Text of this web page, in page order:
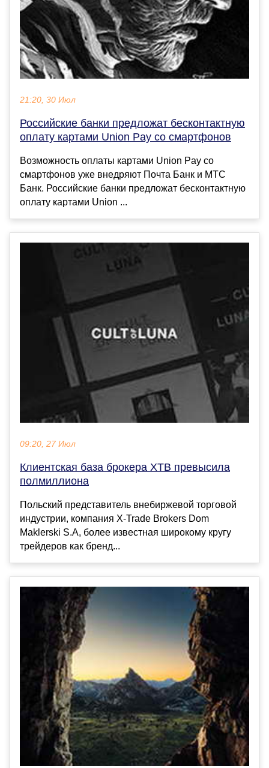
21:20, 30 Июл
Российские банки предложат бесконтактную
оплату картами Union Pay со смартфонов
Возможность оплаты картами Union Pay со
смартфонов уже внедряют Почта Банк и МТС
Банк. Российские банки предложат бесконтактную
оплату картами Union ...
09:20, 27 Июл
Клиентская база брокера XTB превысила
полмиллиона
Польский представитель внебиржевой торговой
индустрии, компания X-Trade Brokers Dom
Maklerski S.A, более известная широкому кругу
трейдеров как бренд...